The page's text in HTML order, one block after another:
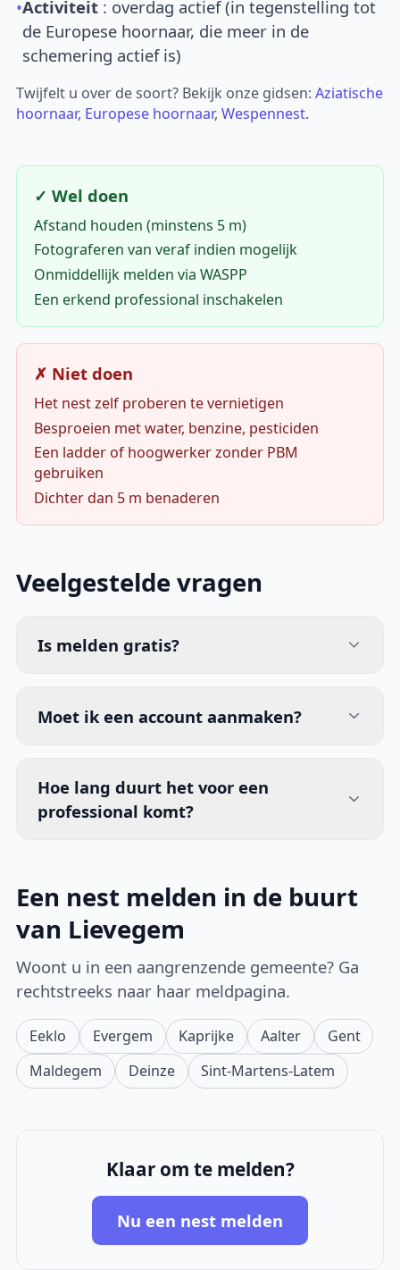
•Activiteit : overdag actief (in tegenstelling tot
de Europese hoornaar, die meer in de
schemering actief is)
Twijfelt u over de soort? Bekijk onze gidsen:Aziatische
hoornaar, Europese hoornaar,Wespennest.
✓ Wel doen
Afstand houden (minstens 5 m)
Fotograferen van veraf indien mogelijk
Onmiddellijk melden via WASPP
Een erkend professional inschakelen
✗ Niet doen
Het nest zelf proberen te vernietigen
Besproeien met water, benzine, pesticiden
Een ladder of hoogwerker zonder PBM
gebruiken
Dichter dan 5 m benaderen
Veelgestelde vragen
Is melden gratis?
Moet ik een account aanmaken?
Hoe lang duurt het voor een
professional komt?
Een nest melden in de buurt
van Lievegem
Woont u in een aangrenzende gemeente? Ga
rechtstreeks naar haar meldpagina.
Eeklo Evergem Kaprijke Aalter
Gent
Maldegem
Deinze Sint-Martens-Latem
Klaar om te melden?
Nu een nest melden